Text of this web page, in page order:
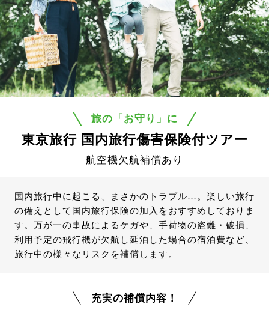
旅の「お守り」に
東京旅行 国内旅行傷害保険付ツアー
航空機欠航補償あり
国内旅行中に起こる、まさかのトラブル…。楽しい旅行
の備えとして国内旅行保険の加入をおすすめしておりま
す。万が一の事故によるケガや、手荷物の盗難・破損、
利用予定の飛行機が欠航し延泊した場合の宿泊費など、
旅行中の様々なリスクを補償します。
充実の補償内容！